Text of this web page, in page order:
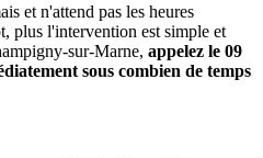
et n'attend pas les heures
plus l'intervention est simple et
sur-Marne, appelez le 09
sous combien de temps